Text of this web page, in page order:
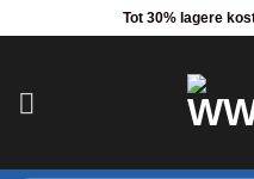
Tot 30% lagere